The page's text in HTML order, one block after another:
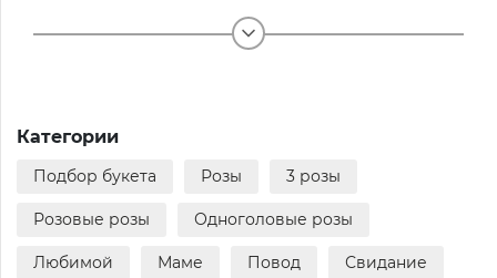
Категории
Подбор букета Розы 3 розы
Розовые розы Одноголовые розы
Любимой Маме Повод Свидание